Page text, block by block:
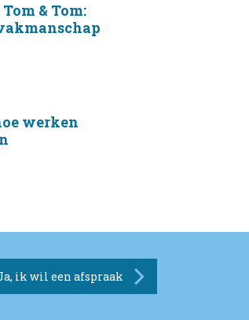
& Tom:
werken
ik wil een afspraak